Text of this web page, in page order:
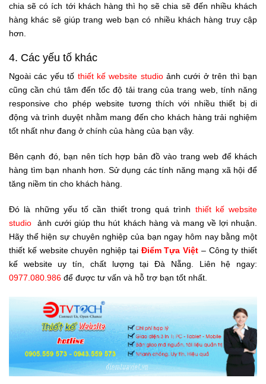
chia sẽ có ích tới khách hàng thì họ sẽ chia sẽ đến nhiều khách
hàng khác sẽ giúp trang web bạn có nhiều khách hàng truy cập
hơn.
4. Các yếu tố khác
Ngoài các yếu tố thiết kế website studioảnh cưới ở trên thì bạn
cũng cần chú tâm đến tốc độ tải trang của trang web, tính năng
responsive cho phép website tương thích với nhiều thiết bị di
động và trình duyệt nhằm mang đến cho khách hàng trải nghiệm
tốt nhất như đang ở chính của hàng của bạn vậy.
Bên cạnh đó, bạn nên tích hợp bản đồ vào trang web để khách
hàng tìm bạn nhanh hơn. Sử dụng các tính năng mạng xã hội để
tăng niềm tin cho khách hàng.
Đó là những yếu tố cần thiết trong quá trình thiết kế website
studio ảnh cưới giúp thu hút khách hàng và mang về lợi nhuận.
Hãy thể hiện sự chuyên nghiệp của bạn ngay hôm nay bằng một
thiết kế website chuyên nghiệp tại Điểm Tựa Việt – Công ty thiết
kế website uy tín, chất lượng tại Đà Nẵng. Liên hệ ngay:
0977.080.986 để được tư vấn và hỗ trợ bạn tốt nhất.